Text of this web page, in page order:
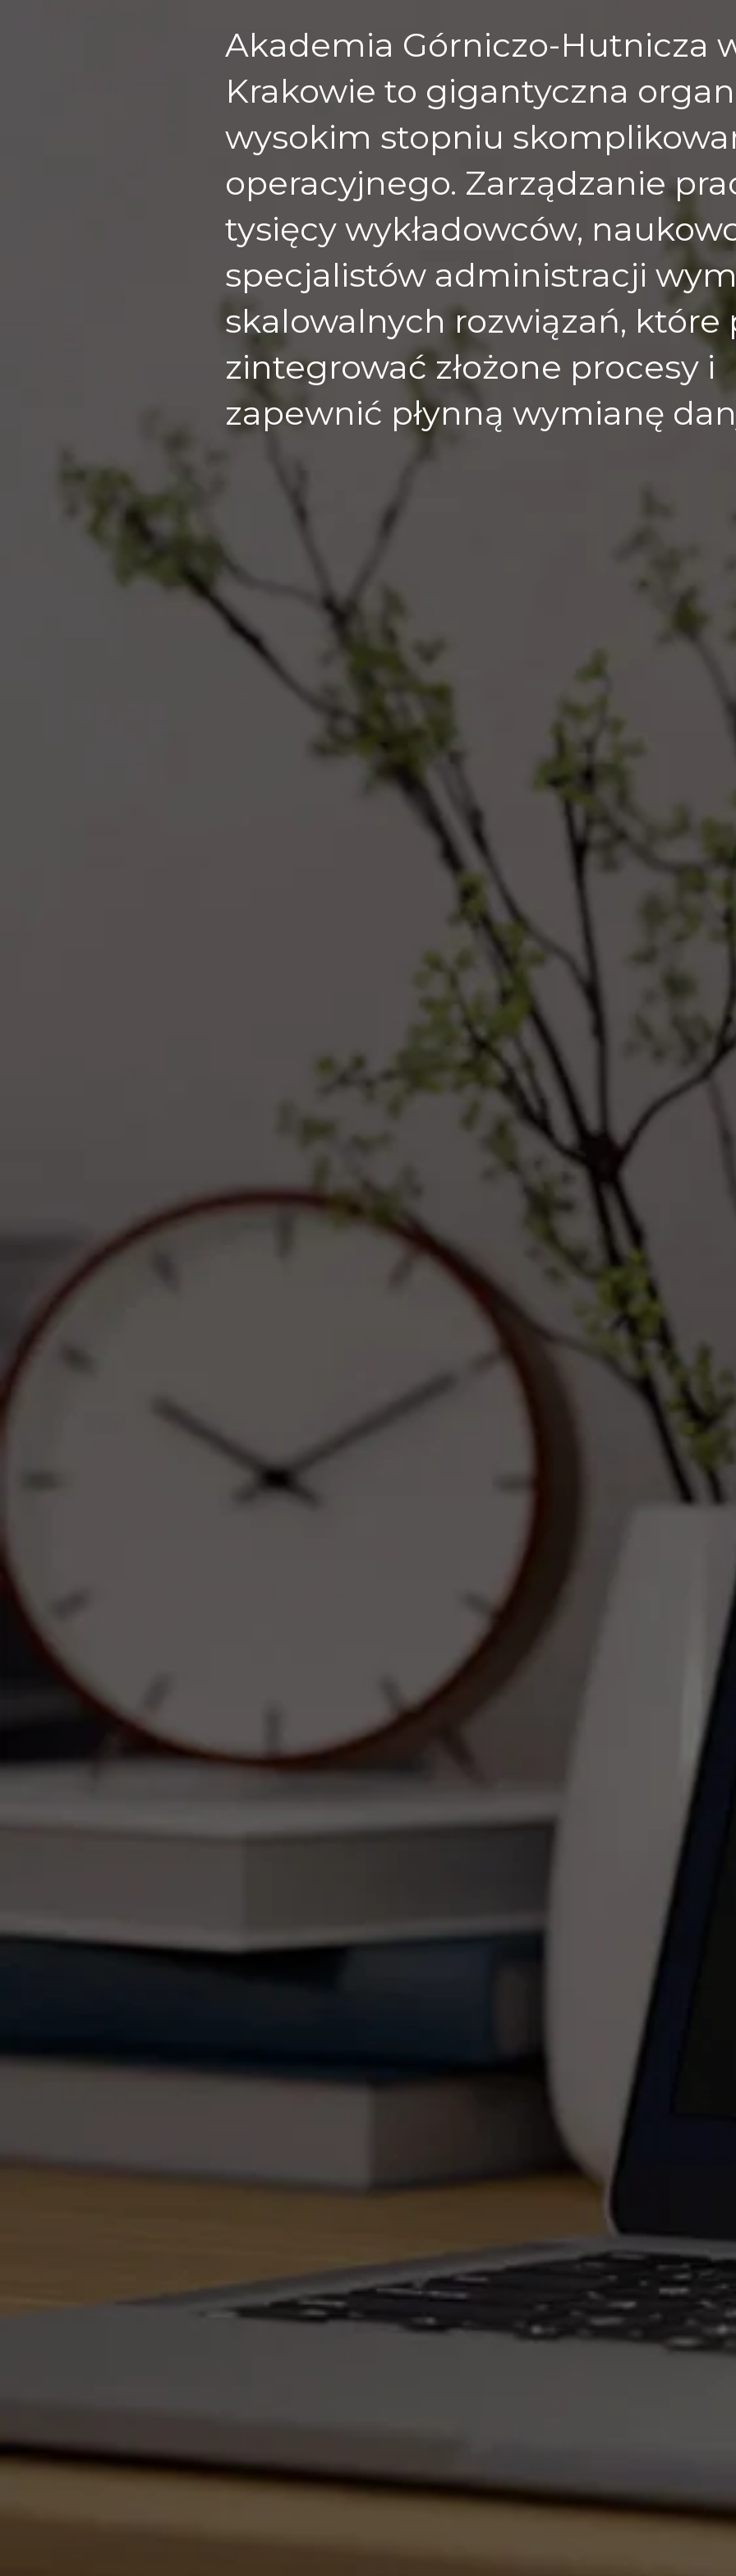
Akademia Górniczo-Hutnicza
Krakowie to gigantyczna
wysokim stopniu
operacyjnego. Zarządzanie
tysięcy wykładowców,
specjalistów administracji
skalowalnych rozwiązań, które
zintegrować złożone procesy i
zapewnić płynną wymianę